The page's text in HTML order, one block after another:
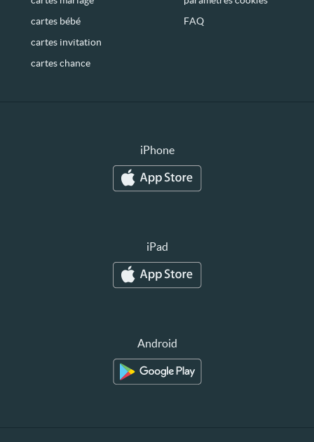
cartes bébé
cartes invitation
cartes chance
FAQ
iPhone
iPad
Android